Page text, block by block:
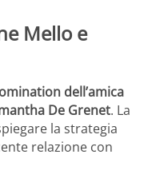
Mello e
dell’amica
De Grenet. La
la strategia
relazione con